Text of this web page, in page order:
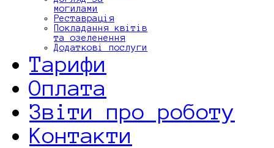
могилами
Реставрація
Покладання квітів
та озеленення
Додаткові послуги
Тарифи
Оплата
Звіти про роботу
Контакти